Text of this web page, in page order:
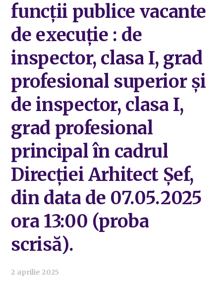
funcții publice vacante
de execuție : de
inspector, clasa I, grad
profesional superior și
de inspector, clasa I,
grad profesional
principal în cadrul
Direcției Arhitect Șef,
din data de 07.05.2025
ora 13:00 (proba
scrisă).
2 aprilie 2025